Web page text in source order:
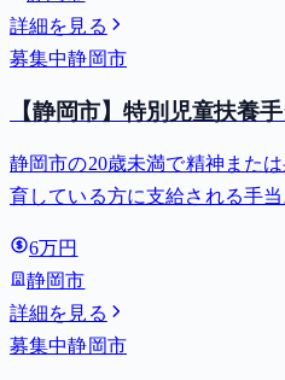
詳細を見る
募集中静岡市
【静岡市】特別児童扶養
静岡市の20歳未満で精神また
育している方に支給される手
6万円
静岡市
詳細を見る
募集中静岡市